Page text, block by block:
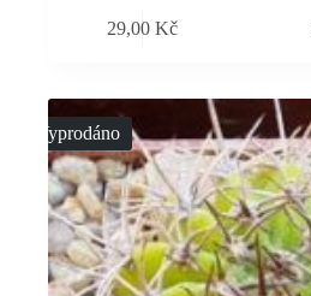
29,00Kč
Vyprodáno